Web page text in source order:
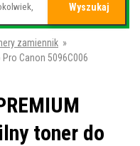
Wyszukaj
zamiennik »
Canon 5096C006
toner do